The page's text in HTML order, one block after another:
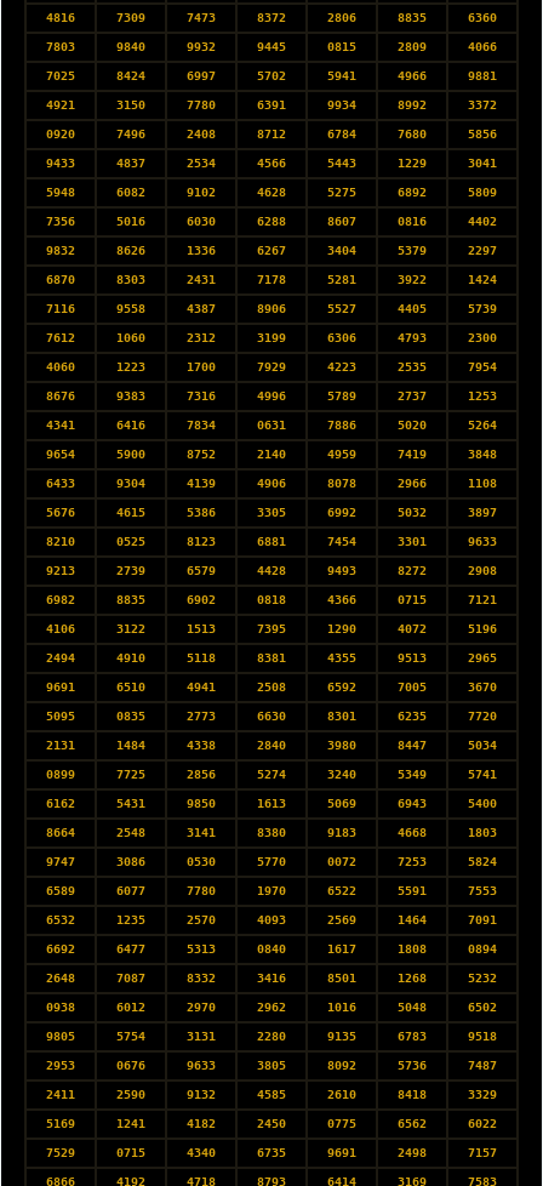
4816 7309 7473 8372 2806 8835 6360
7803 9840 9932 9445 0815 2809 4066
7025 8424 6997 5702 5941 4966 9881
4921 3150 7780 6391 9934 8992 3372
0920 7496 2408 8712 6784 7680 5856
9433 4837 2534 4566 5443 1229 3041
5948 6082 9102 4628 5275 6892 5809
7356 5016 6030 6288 8607 0816 4402
9832 8626 1336 6267 3404 5379 2297
6870 8303 2431 7178 5281 3922 1424
7116 9558 4387 8906 5527 4405 5739
7612 1060 2312 3199 6306 4793 2300
4060 1223 1700 7929 4223 2535 7954
8676 9383 7316 4996 5789 2737 1253
4341 6416 7834 0631 7886 5020 5264
9654 5900 8752 2140 4959 7419 3848
6433 9304 4139 4906 8078 2966 1108
5676 4615 5386 3305 6992 5032 3897
8210 0525 8123 6881 7454 3301 9633
9213 2739 6579 4428 9493 8272 2908
6982 8835 6902 0818 4366 0715 7121
4106 3122 1513 7395 1290 4072 5196
2494 4910 5118 8381 4355 9513 2965
9691 6510 4941 2508 6592 7005 3670
5095 0835 2773 6630 8301 6235 7720
2131 1484 4338 2840 3980 8447 5034
0899 7725 2856 5274 3240 5349 5741
6162 5431 9850 1613 5069 6943 5400
8664 2548 3141 8380 9183 4668 1803
9747 3086 0530 5770 0072 7253 5824
6589 6077 7780 1970 6522 5591 7553
6532 1235 2570 4093 2569 1464 7091
6692 6477 5313 0840 1617 1808 0894
2648 7087 8332 3416 8501 1268 5232
0938 6012 2970 2962 1016 5048 6502
9805 5754 3131 2280 9135 6783 9518
2953 0676 9633 3805 8092 5736 7487
2411 2590 9132 4585 2610 8418 3329
5169 1241 4182 2450 0775 6562 6022
7529 0715 4340 6735 9691 2498 7157
6866 4192 4718 8793 6414 3169 7583